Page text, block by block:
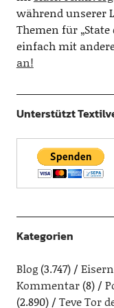
während unserer
Themen für
einfach mit
an!
Unterstützt
Kategorien
Blog(3.747)
Kommentar(8)
(2.890)
Teve Tor